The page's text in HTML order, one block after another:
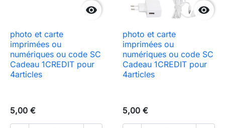

photo et carte
imprimées ou
numériques ou code SC
Cadeau 1CREDIT pour
4articles
5,00 €

photo et carte
imprimées ou
numériques ou code SC
Cadeau 1CREDIT pour
4articles
5,00 €